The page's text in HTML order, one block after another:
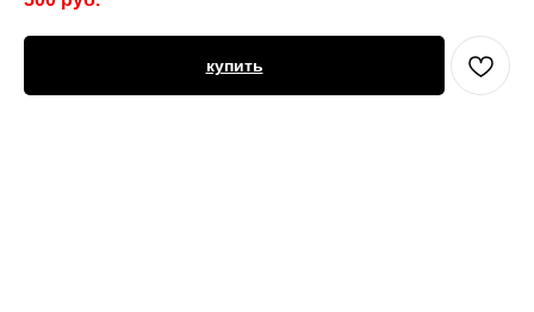
купить